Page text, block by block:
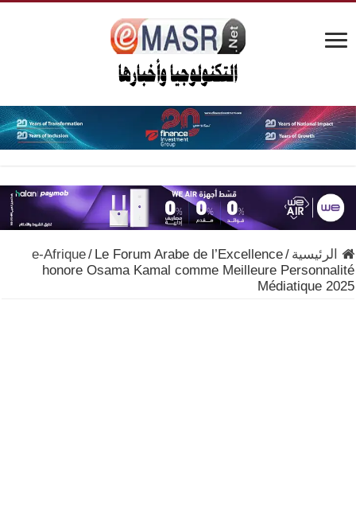
الرئيسية /
e-Afrique / Le Forum Arabe de l’Excellence
honore Osama Kamal comme Meilleure Personnalité
Médiatique 2025